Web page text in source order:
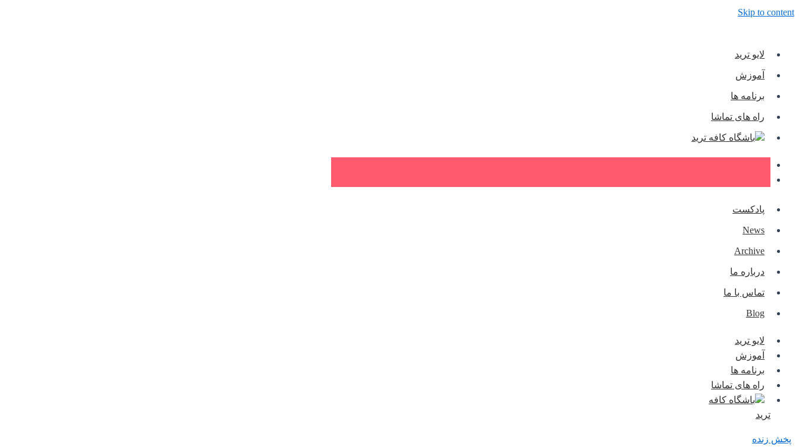
Skip to content
لایو ترید
آموزش
برنامه ها
راه های تماشا
باشگاه کافه ترید
پادکست
News
Archive
درباره ما
تماس با ما
Blog
لایو ترید
آموزش
برنامه ها
راه های تماشا
باشگاه کافه
ترید
پخش زنده